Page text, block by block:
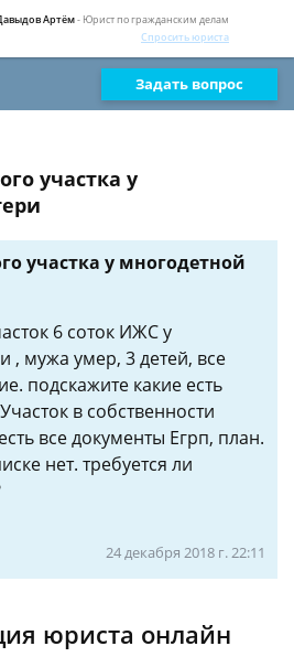
Артём- Юрист по гражданским делам
Спросить юриста
Задать вопрос
участка у
участка у многодетной
6 соток ИЖС у
, мужа умер, 3 детей, все
подскажите какие есть
в собственности
все документы Егрп, план.
нет. требуется ли
24 декабря 2018 г. 22:11
юриста онлайн